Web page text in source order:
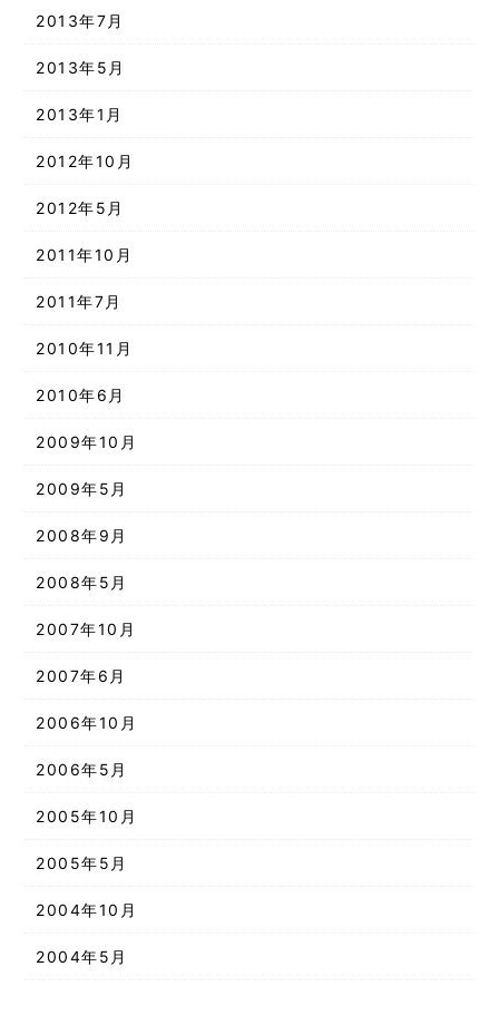
2013年7月
2013年5月
2013年1月
2012年10月
2012年5月
2011年10月
2011年7月
2010年11月
2010年6月
2009年10月
2009年5月
2008年9月
2008年5月
2007年10月
2007年6月
2006年10月
2006年5月
2005年10月
2005年5月
2004年10月
2004年5月